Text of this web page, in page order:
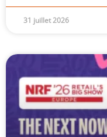
31 juillet 2026